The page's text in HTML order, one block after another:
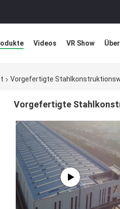
Videos VR Show
Vorgefertigte
Vorgefertigte